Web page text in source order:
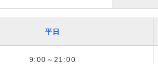
平日
9:00～21:00